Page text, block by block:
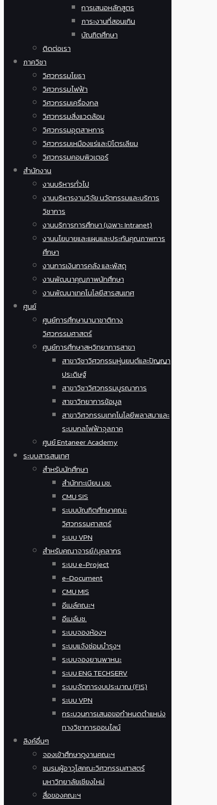
การเสนอหลักสูตร
ภาระงานที่สอนเกิน
บัณฑิตศึกษา
ติดต่อเรา
ภาควิชา
วิศวกรรมโยธา
วิศวกรรมไฟฟ้า
วิศวกรรมเครื่องกล
วิศวกรรมสิ่งแวดล้อม
วิศวกรรมอุตสาหการ
วิศวกรรมเหมืองแร่และปิโตรเลียม
วิศวกรรมคอมพิวเตอร์
สำนักงาน
งานบริหารทั่วไป
งานบริหารงานวิจัย นวัตกรรมและบริการ
วิชาการ
งานบริการการศึกษา (เฉพาะ Intranet)
งานนโยบายและแผนและประกันคุณภาพการ
ศึกษา
งานการเงินการคลัง และพัสดุ
งานพัฒนาคุณภาพนักศึกษา
งานพัฒนาเทคโนโลยีสารสนเทศ
ศูนย์
ศูนย์การศึกษานานาชาติทาง
วิศวกรรมศาสตร์
ศูนย์การศึกษาสหวิทยาการสาขา
สาขาวิชาวิศวกรรมหุ่นยนต์และปัญญา
ประดิษฐ์
สาขาวิชาวิศวกรรมบูรณาการ
สาขาวิทยาการข้อมูล
สาขาวิศวกรรมเทคโนโลยีพลาสมาและ
ระบบกลไฟฟ้าจุลภาค
ศูนย์ Entaneer Academy
ระบบสารสนเทศ
สำหรับนักศึกษา
สำนักทะเบียน มช.
CMU SIS
ระบบบัณฑิตศึกษาคณะ
วิศวกรรมศาสตร์
ระบบ VPN
สำหรับคณาจารย์/บุคลากร
ระบบ e-Project
e-Document
CMU MIS
อีเมล์คณะฯ
อีเมล์มช.
ระบบจองห้องฯ
ระบบแจ้งซ่อมบำรุงฯ
ระบบจองยานพาหนะ
ระบบ ENG TECHSERV
ระบบจัดการงบประมาณ (FIS)
ระบบ VPN
กระบวนการเสนอขอกำหนดตำแหน่ง
ทางวิชาการออนไลน์
ลิงค์อื่นๆ
จองเข้าศึกษาดูงานคณะฯ
ชมรมผู้อาวุโสคณะวิศวกรรมศาสตร์
มหาวิทยาลัยเชียงใหม่
สื่อของคณะฯ